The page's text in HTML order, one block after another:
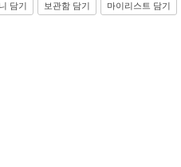
담기 보관함 담기 마이리스트 담기